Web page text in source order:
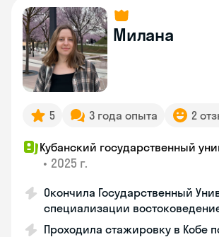
Милана
5 3 года опыта 2
Кубанский государственный
• 2025 г.
Окончила Государственный
специализации
Проходила стажировку в Кобе